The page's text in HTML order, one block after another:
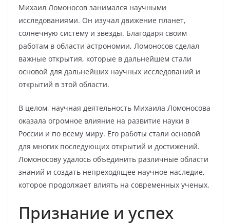
Михаил Ломоносов занимался научными
исследованиями. Он изучал движение планет,
солнечную систему и звезды. Благодаря своим
работам в области астрономии, Ломоносов сделал
важные открытия, которые в дальнейшем стали
основой для дальнейших научных исследований и
открытий в этой области.
В целом, научная деятельность Михаила Ломоносова
оказала огромное влияние на развитие науки в
России и по всему миру. Его работы стали основой
для многих последующих открытий и достижений.
Ломоносову удалось объединить различные области
знаний и создать непреходящее научное наследие,
которое продолжает влиять на современных ученых.
Признание и успех